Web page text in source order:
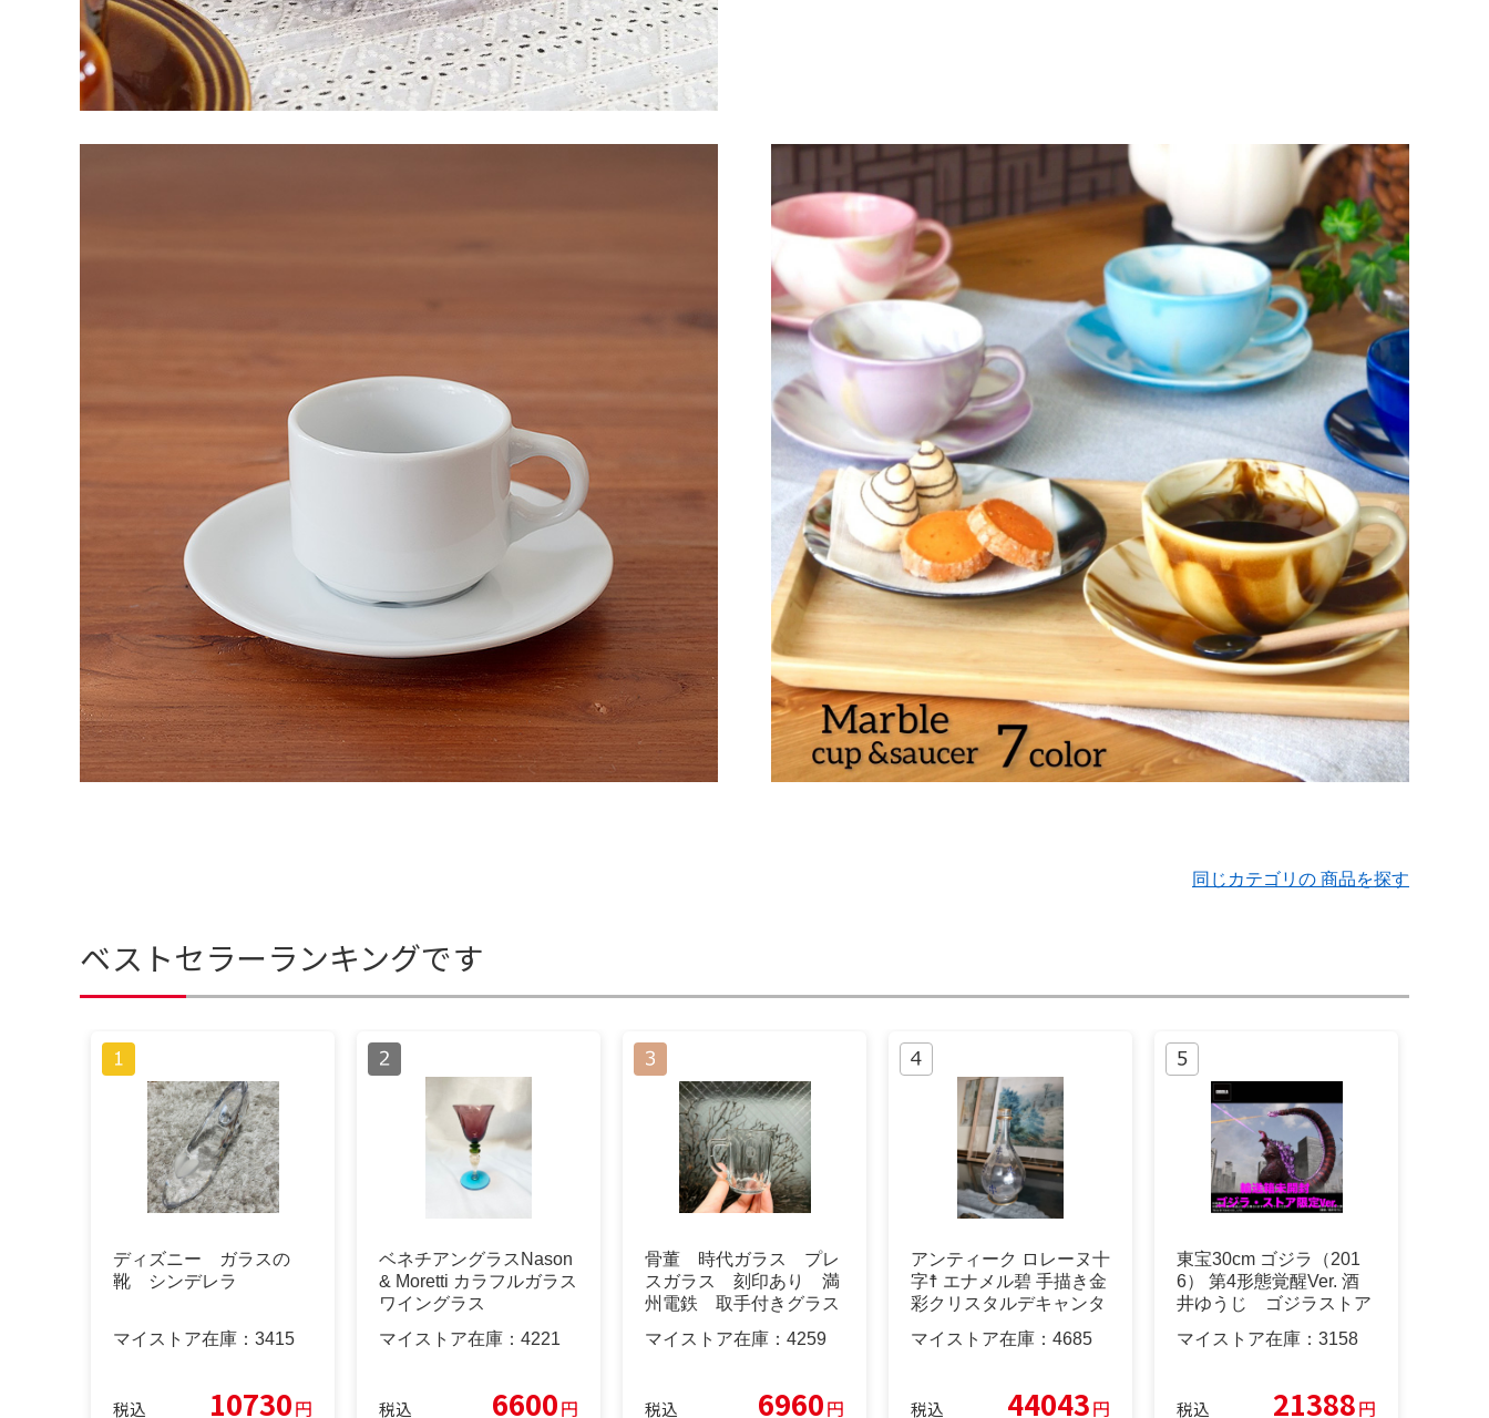
同じカテゴリの 商品を探す
ベストセラーランキングです
ディズニー ガラスの
靴 シンデレラ
マイストア在庫： 3415
税込 10730円
ベネチアングラスNason
& Moretti カラフルガラス
ワイングラス
マイストア在庫： 4221
税込 6600円
骨董 時代ガラス プレ
スガラス 刻印あり 満
州電鉄 取手付きグラス
マイストア在庫： 4259
税込 6960円
アンティーク ロレーヌ十
字☨ エナメル碧 手描き金
彩クリスタルデキャンタ
マイストア在庫： 4685
税込 44043円
東宝30cm ゴジラ（201
6） 第4形態覚醒Ver. 酒
井ゆうじ ゴジラストア
マイストア在庫： 3158
税込 21388円